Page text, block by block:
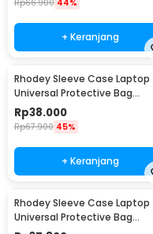
Rp66.900 44%
+ Keranjang
Rhodey Sleeve Case Laptop
Universal Protective Bag
Neoprene with Pouch 11 Inch -
AK03
Rp38.000
Rp67.900 45%
+ Keranjang
Rhodey Sleeve Case Laptop
Universal Protective Bag
Neoprene with Pouch 13 Inch -